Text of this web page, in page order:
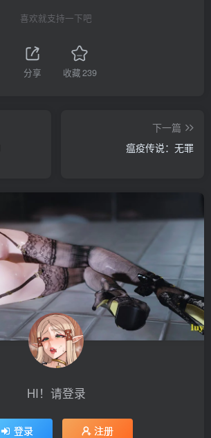
喜欢就支持一下吧
分享 收藏239
下一篇
瘟疫传说：无罪
HI！请登录
登录 注册